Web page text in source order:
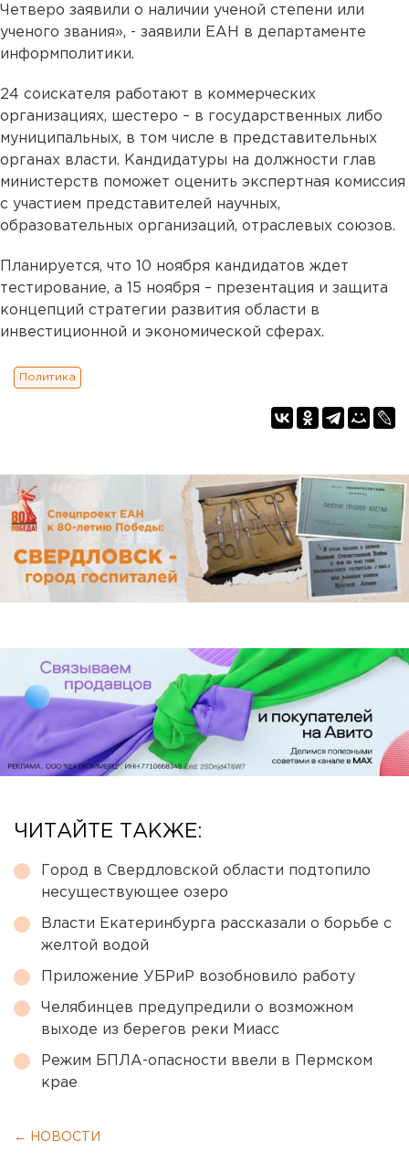
Четверо заявили о наличии ученой степени или
ученого звания», - заявили ЕАН в департаменте
информполитики.
24 соискателя работают в коммерческих
организациях, шестеро – в государственных либо
муниципальных, в том числе в представительных
органах власти. Кандидатуры на должности глав
министерств поможет оценить экспертная комиссия
с участием представителей научных,
образовательных организаций, отраслевых союзов.
Планируется, что 10 ноября кандидатов ждет
тестирование, а 15 ноября – презентация и защита
концепций стратегии развития области в
инвестиционной и экономической сферах.
Политика
ЧИТАЙТЕ ТАКЖЕ:
Город в Свердловской области подтопило
несуществующее озеро
Власти Екатеринбурга рассказали о борьбе с
желтой водой
Приложение УБРиР возобновило работу
Челябинцев предупредили о возможном
выходе из берегов реки Миасс
Режим БПЛА-опасности ввели в Пермском
крае
← НОВОСТИ